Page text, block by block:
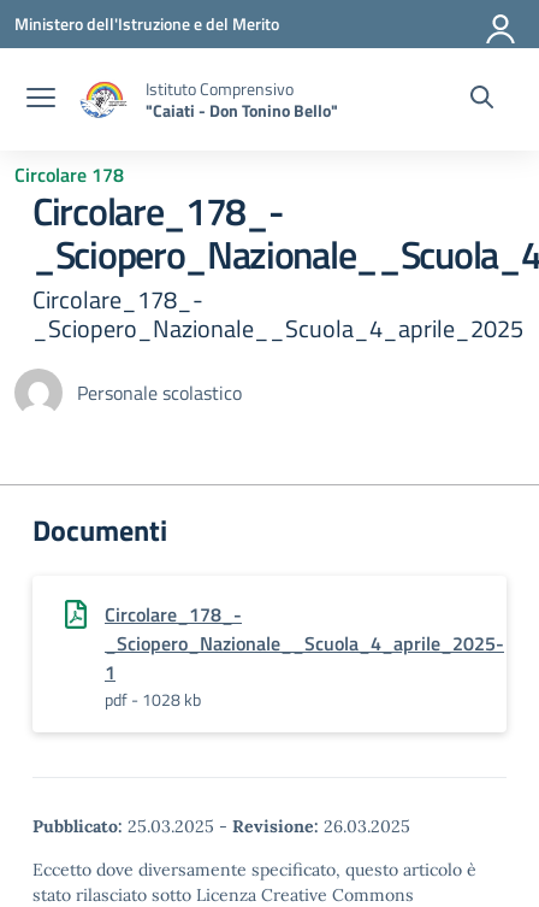
Vai ai contenuti
Vai al menu di navigazione
Vai al footer
Ministero dell'Istruzione e del Merito
Istituto Comprensivo
"Caiati - Don Tonino Bello"
Circolare 178
Circolare_178_-
Circolare_178_-
_Sciopero_Nazionale__Scuola_4_aprile_2025
Personale scolastico
Documenti
Circolare_178_-
_Sciopero_Nazionale__Scuola_4_aprile_2025-
1
pdf - 1028 kb
Pubblicato: 25.03.2025 - Revisione: 26.03.2025
Eccetto dove diversamente specificato, questo articolo è
stato rilasciato sotto Licenza Creative Commons